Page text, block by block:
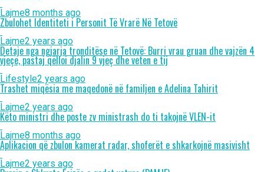
Lajme8 months ago
Zbulohet Identiteti i Personit Të Vrarë Në Tetovë
Lajme2 years ago
Detaje nga ngjarja tronditëse në Tetovë: Burri vrau gruan dhe vajzën 4
vjeçe, pastaj qëlloi djalin 9 vjeç dhe veten e tij
Lifestyle2 years ago
Trashet miqësia me maqedonë në familjen e Adelina Tahirit
Lajme2 years ago
Këto ministri dhe poste zv ministrash do ti takojnë VLEN-it
Lajme8 months ago
Aplikacion që zbulon kamerat radar, shoferët e shkarkojnë masivisht
Lajme2 years ago